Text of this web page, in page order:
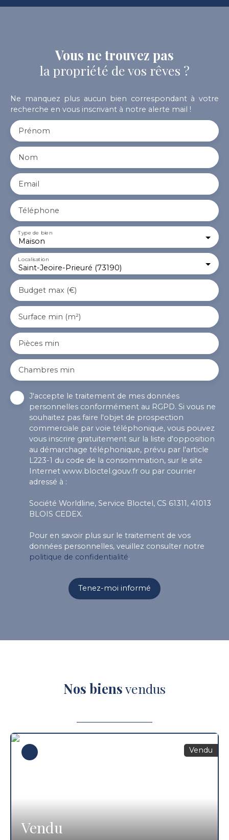
Vous ne trouvez pas
la propriété de vos rêves ?
Ne manquez plus aucun bien correspondant à votre
recherche en vous inscrivant à notre alerte mail !
Prénom
Nom
Email
Téléphone
Maison
Type de bien
Saint-Jeoire-Prieuré (73190)
Localisation
Budget max (€)
Surface min (m²)
Pièces min
Chambres min
J'accepte le traitement de mes données
personnelles conformément au RGPD. Si vous ne
souhaitez pas faire l'objet de prospection
commerciale par voie téléphonique, vous pouvez
vous inscrire gratuitement sur la liste d'opposition
au démarchage téléphonique, prévu par l'article
L223-1 du code de la consommation, sur le site
Internet www.bloctel.gouv.fr ou par courrier
adressé à :
Société Worldline, Service Bloctel, CS 61311, 41013
BLOIS CEDEX.
Pour en savoir plus sur le traitement de vos
données personnelles, veuillez consulter notre
politique de confidentialité.
Tenez-moi informé
Nos biensvendus
Vendu
Vendu